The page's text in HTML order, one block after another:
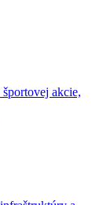
akcie,